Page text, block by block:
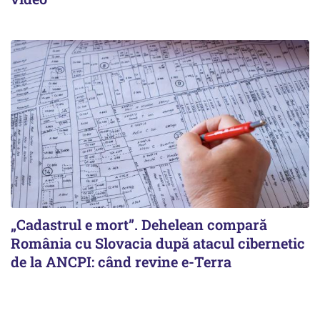
„Cadastrul e mort”. Dehelean compară
România cu Slovacia după atacul cibernetic
de la ANCPI: când revine e-Terra